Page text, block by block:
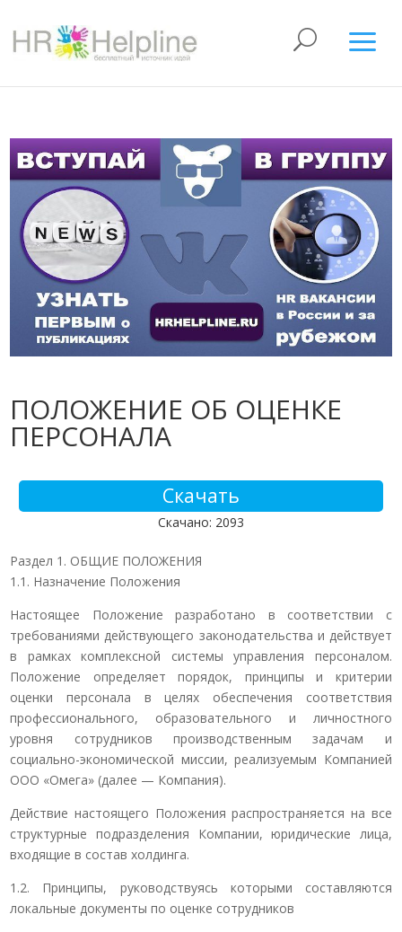
ПОЛОЖЕНИЕ ОБ ОЦЕНКЕ
ПЕРСОНАЛА
Скачать
Скачано: 2093
Раздел 1. ОБЩИЕ ПОЛОЖЕНИЯ
1.1. Назначение Положения
Настоящее Положение разработано в соответствии с
требованиями действующего законодательства и действует
в рамках комплексной системы управления персоналом.
Положение определяет порядок, принципы и критерии
оценки персонала в целях обеспечения соответствия
профессионального, образовательного и личностного
уровня сотрудников производственным задачам и
социально-экономической миссии, реализуемым Компанией
ООО «Омега» (далее — Компания).
Действие настоящего Положения распространяется на все
структурные подразделения Компании, юридические лица,
входящие в состав холдинга.
1.2. Принципы, руководствуясь которыми составляются
локальные документы по оценке сотрудников